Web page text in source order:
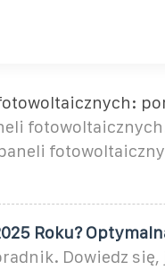
Roku?
Dowiedz się,